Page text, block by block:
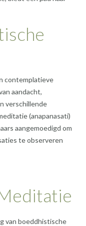
contemplatieve
aandacht,
verschillende
(anapanasati)
aangemoedigd om
te observeren
van boeddhistische